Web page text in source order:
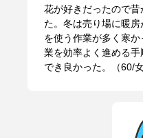
花が好きだったので
た。冬は売り場に暖
を使う作業が多く寒
業を効率よく進める
でき良かった。（60/